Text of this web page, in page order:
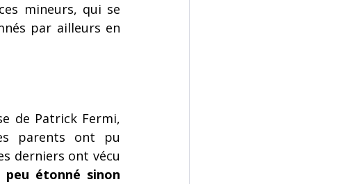
mineurs, qui se
par ailleurs en
de Patrick Fermi,
parents ont pu
derniers ont vécu
peu étonné sinon